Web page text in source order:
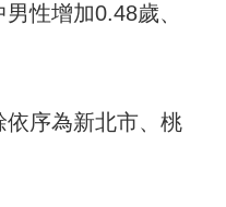
性增加0.48歲、
依序為新北市、桃